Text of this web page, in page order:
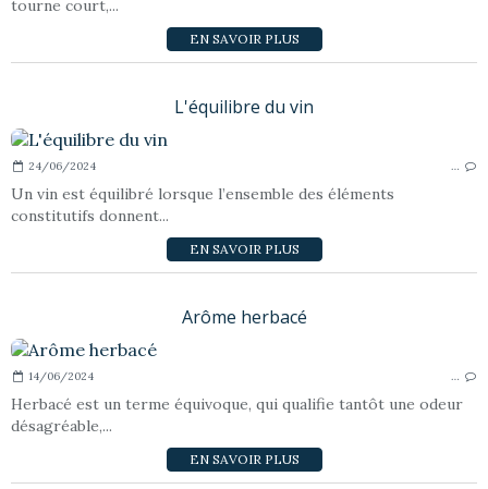
tourne court,...
EN SAVOIR PLUS
L'équilibre du vin
24/06/2024 …
Un vin est équilibré lorsque l’ensemble des éléments
constitutifs donnent...
EN SAVOIR PLUS
Arôme herbacé
14/06/2024 …
Herbacé est un terme équivoque, qui qualifie tantôt une odeur
désagréable,...
EN SAVOIR PLUS